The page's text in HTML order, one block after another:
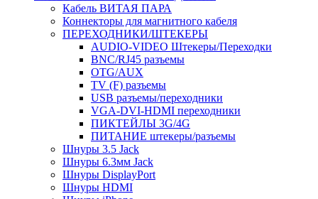
Кабель ВИТАЯ ПАРА
Коннекторы для магнитного кабеля
ПЕРЕХОДНИКИ/ШТЕКЕРЫ
AUDIO-VIDEO Штекеры/Переходки
BNC/RJ45 разъемы
OTG/AUX
TV (F) разъемы
USB разъемы/переходники
VGA-DVI-HDMI переходники
ПИКТЕЙЛЫ 3G/4G
ПИТАНИЕ штекеры/разъемы
Шнуры 3.5 Jack
Шнуры 6.3мм Jack
Шнуры DisplayPort
Шнуры HDMI